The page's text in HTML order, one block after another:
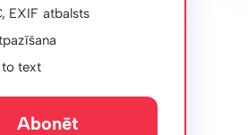
EXIF ​​atbalsts
text
Abonēt